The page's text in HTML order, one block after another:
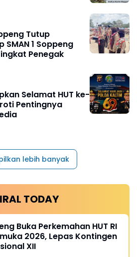
Tutup
SMAN 1 Soppeng
Penegak
Selamat HUT ke-
Pentingnya
lebih banyak
TODAY
Buka Perkemahan HUT RI
2026, Lepas Kontingen
XII